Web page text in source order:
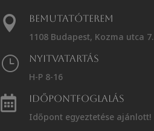

Bemutatóterem
1108 Budapest, Kozma utca 7.
}
Nyitvatartás
H-P 8-16

Időpontfoglalás
Időpont egyeztetése ajánlott!